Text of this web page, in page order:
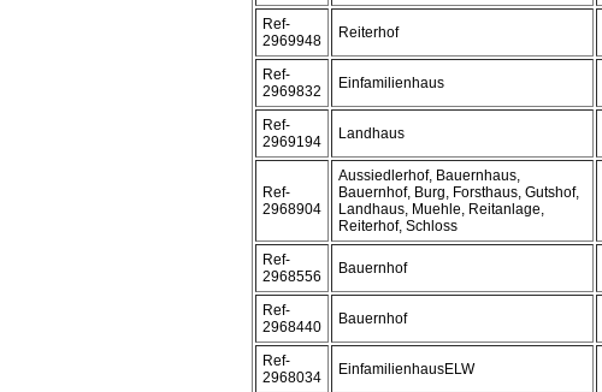
Ref-
2969948
Reiterhof
Ref-
2969832
Einfamilienhaus
Ref-
2969194
Landhaus
Ref-
2968904
Aussiedlerhof, Bauernhaus,
Bauernhof, Burg, Forsthaus, Gutshof,
Landhaus, Muehle, Reitanlage,
Reiterhof, Schloss
Ref-
2968556
Bauernhof
Ref-
2968440
Bauernhof
Ref-
2968034
EinfamilienhausELW